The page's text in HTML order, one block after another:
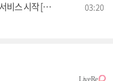
작 [클릭K+] 03:20